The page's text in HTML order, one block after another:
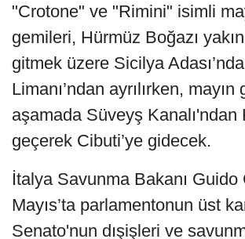
"Crotone" ve "Rimini" isimli
gemileri, Hürmüz Boğazı
gitmek üzere Sicilya
Limanı’ndan ayrılırken,
aşamada Süveyş Kanalı'ndan
geçerek Cibuti’ye gidecek.
İtalya Savunma Bakanı
Mayıs’ta parlamentonun üst
Senato'nun dışişleri ve